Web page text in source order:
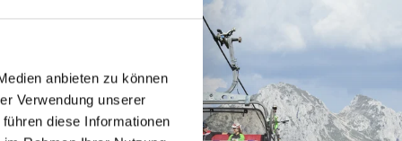
anbieten zu können
Verwendung unserer
diese Informationen